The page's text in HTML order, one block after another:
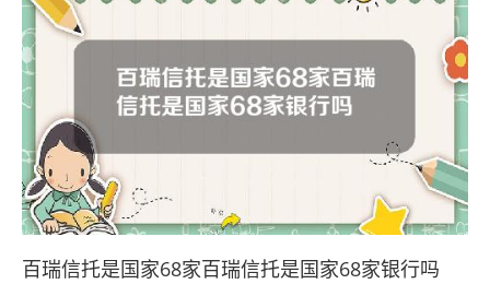
百瑞信托是国家68家百瑞信托是国家68家银行吗